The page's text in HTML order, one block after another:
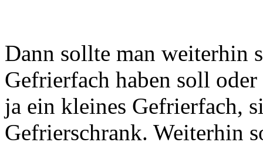
Dann sollte man weiterhin
Gefrierfach haben soll
ja ein kleines Gefrierfach,
Gefrierschrank. Weiterhin